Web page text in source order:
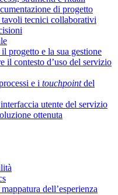
di progetto
tecnici collaborativi
progetto e la sua gestione
il contesto d’uso del servizio
e i touchpointdel
utente del servizio
ottenuta
dell’esperienza